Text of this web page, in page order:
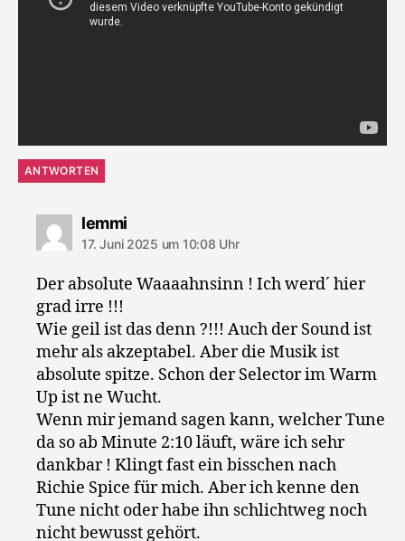
ANTWORTEN
lemmisagt:
17. Juni 2025 um 10:08 Uhr
Der absolute Waaaahnsinn ! Ich werd´ hier
grad irre !!!
Wie geil ist das denn ?!!! Auch der Sound ist
mehr als akzeptabel. Aber die Musik ist
absolute spitze. Schon der Selector im Warm
Up ist ne Wucht.
Wenn mir jemand sagen kann, welcher Tune
da so ab Minute 2:10 läuft, wäre ich sehr
dankbar ! Klingt fast ein bisschen nach
Richie Spice für mich. Aber ich kenne den
Tune nicht oder habe ihn schlichtweg noch
nicht bewusst gehört.